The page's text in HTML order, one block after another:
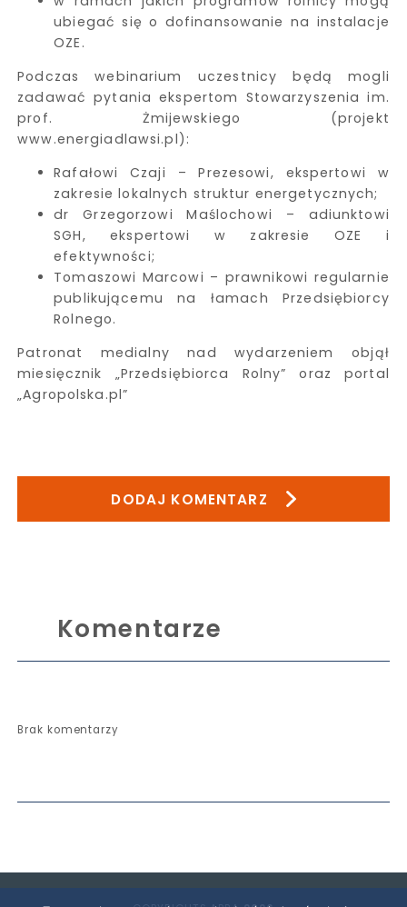
ubiegać się o dofinansowanie na instalacje
OZE.
Podczas webinarium uczestnicy będą mogli
zadawać pytania ekspertom Stowarzyszenia im.
prof. Żmijewskiego (projekt
www.energiadlawsi.pl):
Rafałowi Czaji – Prezesowi, ekspertowi w
zakresie lokalnych struktur energetycznych;
dr Grzegorzowi Maślochowi – adiunktowi
SGH, ekspertowi w zakresie OZE i
efektywności;
Tomaszowi Marcowi – prawnikowi regularnie
publikującemu na łamach Przedsiębiorcy
Rolnego.
Patronat medialny nad wydarzeniem objął
miesięcznik „Przedsiębiorca Rolny” oraz portal
„Agropolska.pl”
DODAJ KOMENTARZ
Komentarze
Brak komentarzy